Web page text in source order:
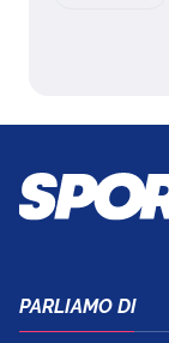
PARLIAMO DI